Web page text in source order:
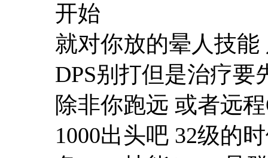
开始
就对你放的晕人技
DPS别打但是治疗要
除非你跑远 或者远
1000出头吧 32级的